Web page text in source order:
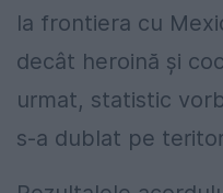
la frontiera cu
decât heroină și
urmat, statistic
s-a dublat pe